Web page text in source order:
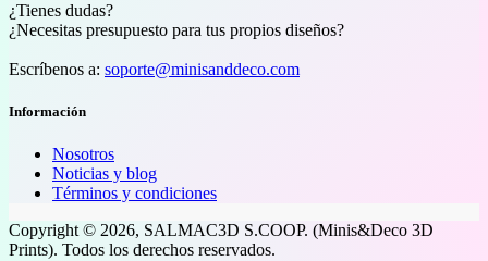
¿Tienes dudas?
¿Necesitas presupuesto para tus propios diseños?
Escríbenos a: soporte@minisanddeco.com
Información
Nosotros
Noticias y blog
Términos y condiciones
Copyright © 2026, SALMAC3D S.COOP. (Minis&Deco 3D
Prints). Todos los derechos reservados.